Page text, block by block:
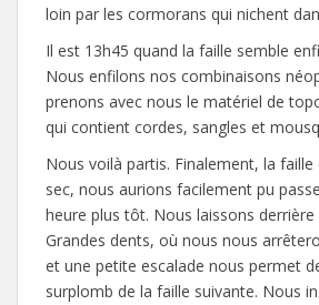
loin par les cormorans qui nichent
Il est 13h45 quand la faille semble
Nous enfilons nos combinaisons
prenons avec nous le matériel de
qui contient cordes, sangles et
Nous voilà partis. Finalement, la
sec, nous aurions facilement pu
heure plus tôt. Nous laissons
Grandes dents, où nous nous
et une petite escalade nous permet
surplomb de la faille suivante. Nous